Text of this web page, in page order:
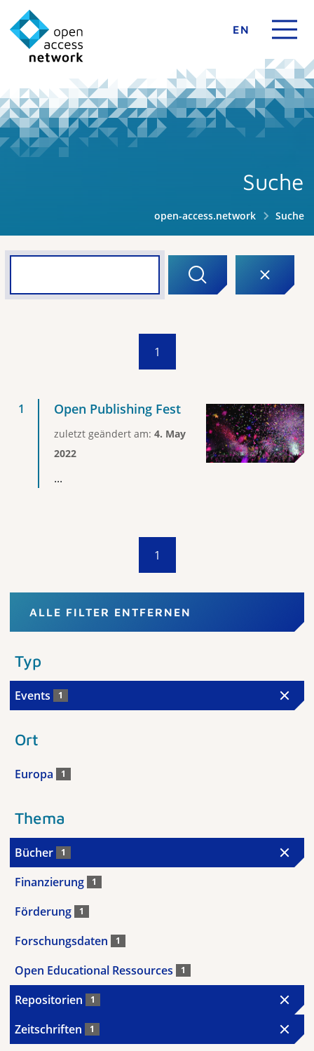
EN
Suche
open-access.network Suche
1
Open Publishing Fest
zuletzt geändert am: 4. May
2022
...
1
ALLE FILTER ENTFERNEN
Typ
Events 1
Ort
Europa 1
Thema
Bücher 1
Finanzierung 1
Förderung 1
Forschungsdaten 1
Open Educational Ressources 1
Repositorien 1
Zeitschriften 1